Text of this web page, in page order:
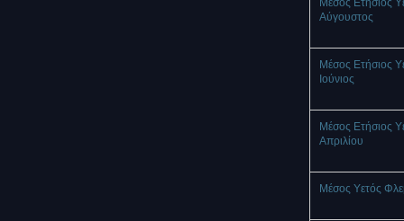
Αύγουστος
Μέσος Ετήσιος
Ιούνιος
Μέσος Ετήσιος
Απριλίου
Μέσος Υετός